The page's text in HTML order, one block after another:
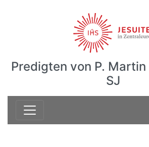
Predigten von P.
SJ